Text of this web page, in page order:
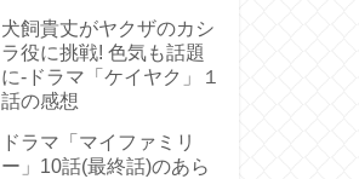
犬飼貴丈がヤクザのカシ
ラ役に挑戦! 色気も話題
に-ドラマ「ケイヤク」１
話の感想
ドラマ「マイファミリ
ー」10話(最終話)のあら